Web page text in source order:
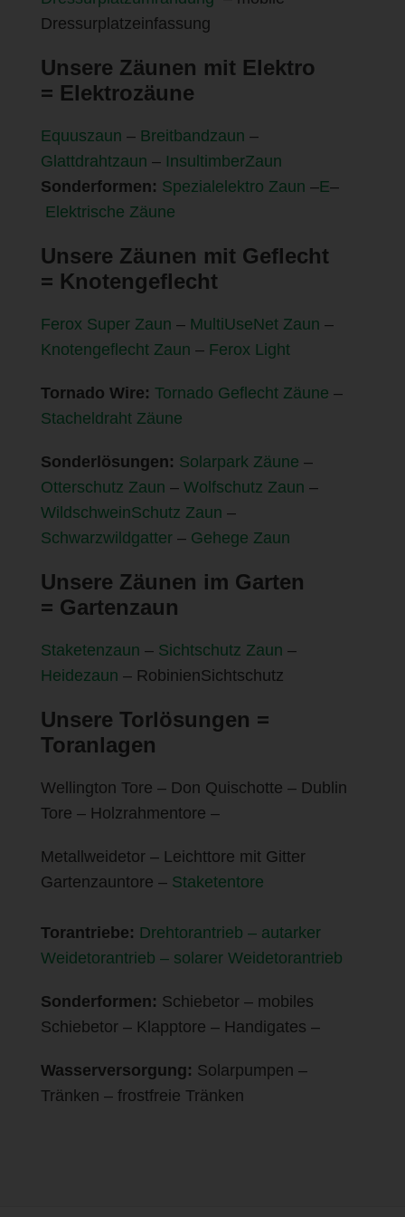
Dressurplatzeinfassung
Unsere Zäunen mit Elektro
= Elektrozäune
Equuszaun – Breitbandzaun –
Glattdrahtzaun – InsultimberZaun
Sonderformen: Spezialelektro Zaun –E–
Elektrische Zäune
Unsere Zäunen mit Geflecht
= Knotengeflecht
Ferox Super Zaun – MultiUseNet Zaun –
Knotengeflecht Zaun – Ferox Light
Tornado Wire: Tornado Geflecht Zäune –
Stacheldraht Zäune
Sonderlösungen: Solarpark Zäune –
Otterschutz Zaun – Wolfschutz Zaun –
WildschweinSchutz Zaun –
Schwarzwildgatter – Gehege Zaun
Unsere Zäunen im Garten
= Gartenzaun
Staketenzaun – Sichtschutz Zaun –
Heidezaun – RobinienSichtschutz
Unsere Torlösungen =
Toranlagen
Wellington Tore – Don Quischotte – Dublin
Tore – Holzrahmentore –
Metallweidetor – Leichttore mit Gitter
Gartenzauntore – Staketentore
Torantriebe: Drehtorantrieb – autarker
Weidetorantrieb – solarer Weidetorantrieb
Sonderformen: Schiebetor – mobiles
Schiebetor – Klapptore – Handigates –
Wasserversorgung: Solarpumpen –
Tränken – frostfreie Tränken